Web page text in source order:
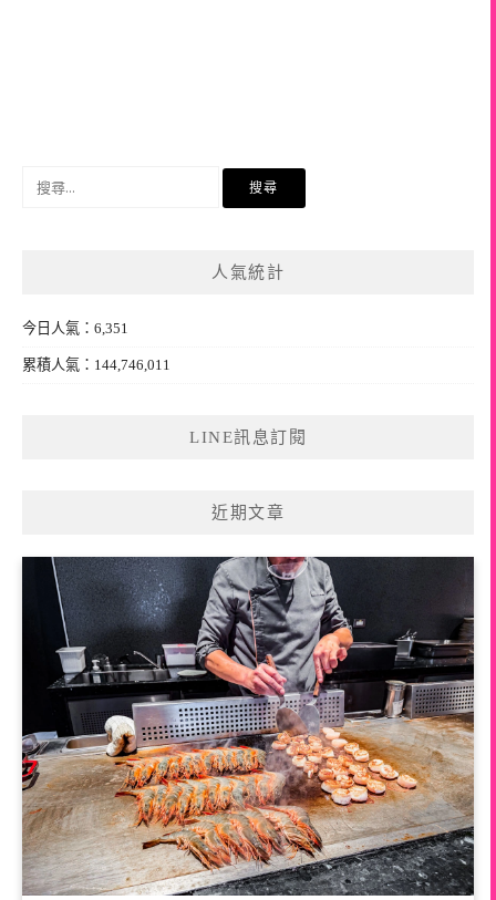
人氣統計
今日人氣：6,351
累積人氣：144,746,011
LINE訊息訂閱
近期文章